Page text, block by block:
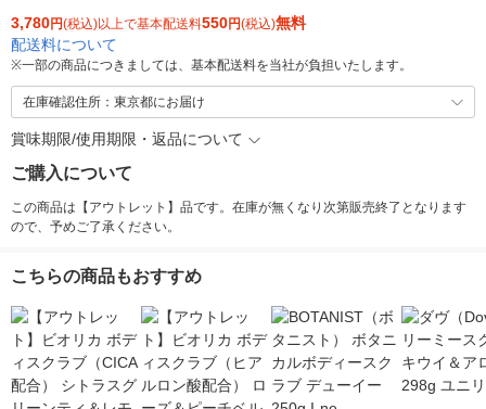
3,780円(税込)以上で基本配送料550円(税込)無料
配送料について
※一部の商品につきましては、基本配送料を当社が負担いたします。
在庫確認住所：東京都にお届け
賞味期限/使用期限・返品について
ご購入について
この商品は【アウトレット】品です。在庫が無くなり次第販売終了となります
ので、予めご了承ください。
こちらの商品もおすすめ